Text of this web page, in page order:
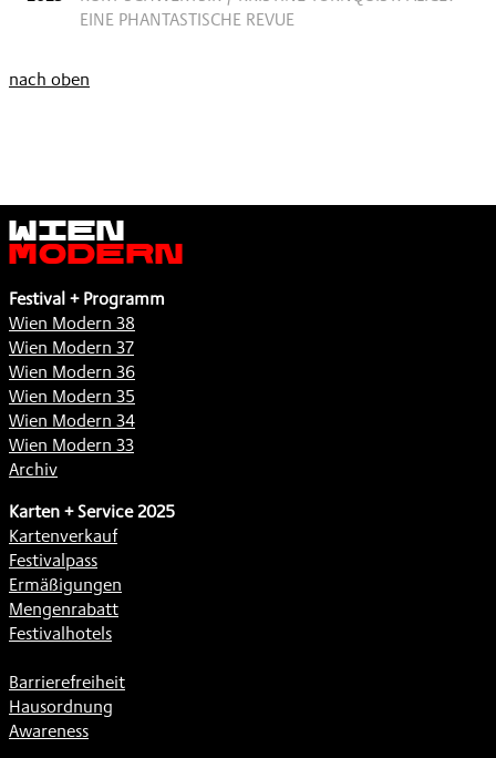
EINE PHANTASTISCHE REVUE
nach oben
Wien
Modern
Festival + Programm
Wien Modern 38
Wien Modern 37
Wien Modern 36
Wien Modern 35
Wien Modern 34
Wien Modern 33
Archiv
Karten + Service 2025
Kartenverkauf
Festivalpass
Ermäßigungen
Mengenrabatt
Festivalhotels
Barrierefreiheit
Hausordnung
Awareness